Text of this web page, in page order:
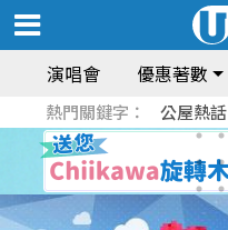
演唱會 優惠著數
熱門關鍵字： 公屋熱話